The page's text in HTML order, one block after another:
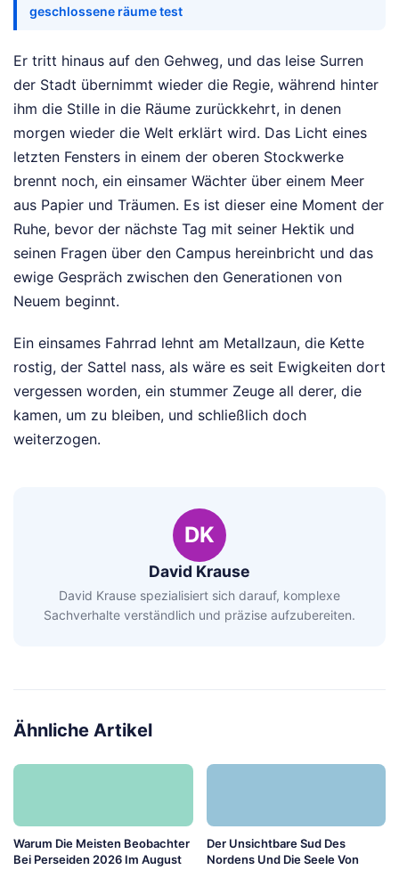
geschlossene räume test
Er tritt hinaus auf den Gehweg, und das leise Surren
der Stadt übernimmt wieder die Regie, während hinter
ihm die Stille in die Räume zurückkehrt, in denen
morgen wieder die Welt erklärt wird. Das Licht eines
letzten Fensters in einem der oberen Stockwerke
brennt noch, ein einsamer Wächter über einem Meer
aus Papier und Träumen. Es ist dieser eine Moment der
Ruhe, bevor der nächste Tag mit seiner Hektik und
seinen Fragen über den Campus hereinbricht und das
ewige Gespräch zwischen den Generationen von
Neuem beginnt.
Ein einsames Fahrrad lehnt am Metallzaun, die Kette
rostig, der Sattel nass, als wäre es seit Ewigkeiten dort
vergessen worden, ein stummer Zeuge all derer, die
kamen, um zu bleiben, und schließlich doch
weiterzogen.
DK
David Krause
David Krause spezialisiert sich darauf, komplexe
Sachverhalte verständlich und präzise aufzubereiten.
Ähnliche Artikel
Warum Die Meisten Beobachter
Bei Perseiden 2026 Im August
Der Unsichtbare Sud Des
Nordens Und Die Seele Von